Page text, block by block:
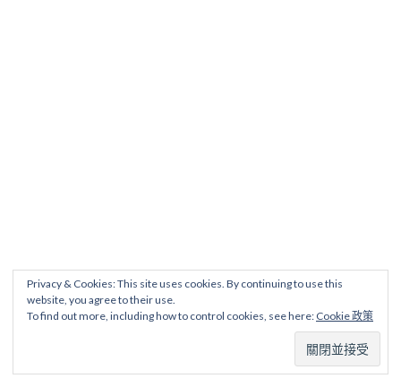
Privacy & Cookies: This site uses cookies. By continuing to use this
website, you agree to their use.
To find out more, including how to control cookies, see here: Cookie 政策